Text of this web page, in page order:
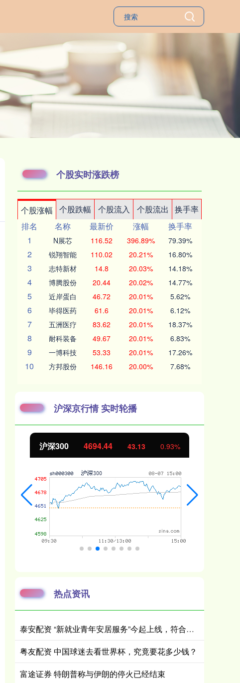
个股实时涨跌榜
个股涨幅 个股跌幅 个股流入 个股流出
换手率
排名
名称 最新价 涨幅
换手率
1
N展芯 116.52 396.89% 79.39%
2 锐翔智能 110.02 20.21% 16.80%
3 志特新材 14.8 20.03% 14.18%
4 博腾股份 20.44 20.02% 14.77%
5 近岸蛋白 46.72 20.01% 5.62%
6 毕得医药 61.6 20.01% 6.12%
7 五洲医疗 83.62 20.01% 18.37%
8 耐科装备 49.67 20.01% 6.83%
9 一博科技 53.33 20.01% 17.26%
10 方邦股份 146.16 20.00% 7.68%
沪深京行情 实时轮播
北证50 1134.24 11.37 1.01%
热点资讯
泰安配资 “新就业青年安居服务”今起上线，符合条件可优惠租赁保租房
粤友配资 中国球迷去看世界杯，究竟要花多少钱？
富途证券 特朗普称与伊朗的停火已经结束